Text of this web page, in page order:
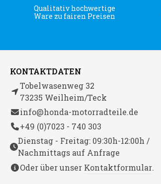
Qualitativ hochwertige
Ware zu fairen Preisen
KONTAKTDATEN
Tobelwasenweg 32
73235 Weilheim/Teck
info@honda-motorradteile.de
+49 (0)7023 - 740 303
Dienstag - Freitag: 09:30h-12:00h /
Nachmittags auf Anfrage
Oder über unser Kontaktformular.